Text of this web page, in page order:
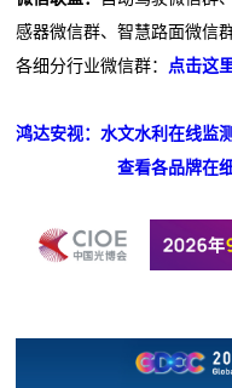
感器微信群、智慧路面微信
各细分行业微信群：
点击这
鸿达安视：水文水利在线监
查看各品牌在